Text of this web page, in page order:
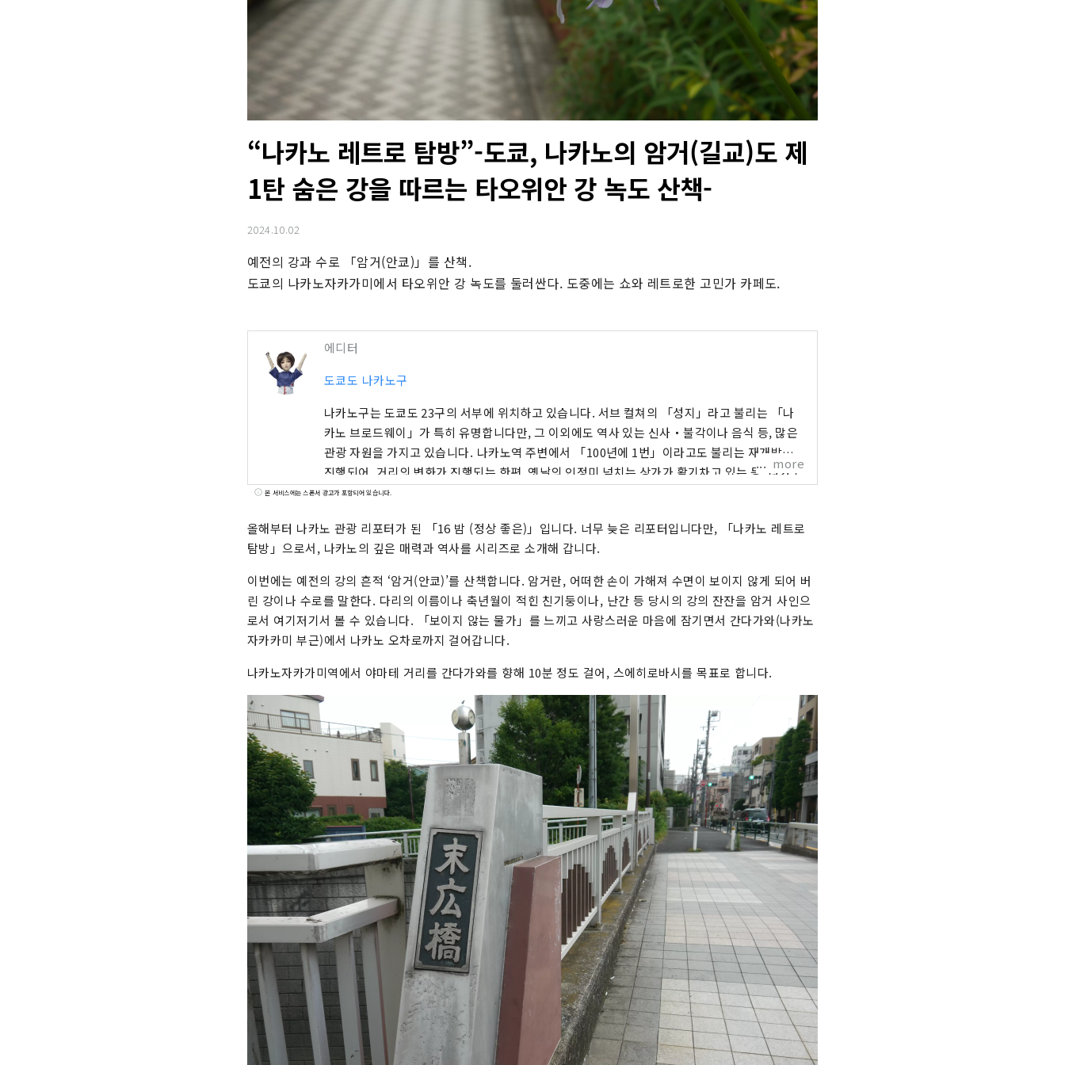
“나카노 레트로 탐방”-도쿄, 나카노의 암거(길교)도 제
1탄 숨은 강을 따르는 타오위안 강 녹도 산책-
2024.10.02
예전의 강과 수로 「암거(안쿄)」를 산책.
도쿄의 나카노자카가미에서 타오위안 강 녹도를 둘러싼다. 도중에는 쇼와 레트로한 고민가 카페도.
에디터
도쿄도 나카노구
나카노구는 도쿄도 23구의 서부에 위치하고 있습니다. 서브 컬쳐의 「성지」라고 불리는 「나
카노 브로드웨이」가 특히 유명합니다만, 그 이외에도 역사 있는 신사・불각이나 음식 등, 많은
관광 자원을 가지고 있습니다. 나카노역 주변에서 「100년에 1번」이라고도 불리는 재개발이
진행되어, 거리의 변화가 진행되는 한편, 옛날의 인정미 넘치는 상가가 활기차고 있는 등, 나카노
의 거리는 다양한 면을 가지고 있습니다. 그런 거리의 다양성이 약 1.7만명, 약 120개국의 사람이
more
본 서비스에는 스폰서 광고가 포함되어 있습니다.
올해부터 나카노 관광 리포터가 된 「16 밤 (정상 좋은)」입니다. 너무 늦은 리포터입니다만, 「나카노 레트로
탐방」으로서, 나카노의 깊은 매력과 역사를 시리즈로 소개해 갑니다.
이번에는 예전의 강의 흔적 ‘암거(안쿄)’를 산책합니다. 암거란, 어떠한 손이 가해져 수면이 보이지 않게 되어 버
린 강이나 수로를 말한다. 다리의 이름이나 축년월이 적힌 친기둥이나, 난간 등 당시의 강의 잔잔을 암거 사인으
로서 여기저기서 볼 수 있습니다. 「보이지 않는 물가」를 느끼고 사랑스러운 마음에 잠기면서 간다가와(나카노
자카카미 부근)에서 나카노 오차로까지 걸어갑니다.
나카노자카가미역에서 ​​야마테 거리를 간다가와를 향해 10분 정도 걸어, 스에히로바시를 목표로 합니다.